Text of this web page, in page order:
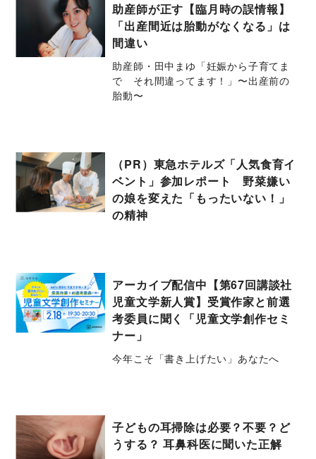
助産師が正す【臨月時の誤情報】
「出産間近は胎動がなくなる」は
間違い
助産師・田中まゆ「妊娠から子育てま
で それ間違ってます！」〜出産前の
胎動〜
（PR）東急ホテルズ「人気食育イ
ベント」参加レポート 野菜嫌い
の娘を変えた「もったいない！」
の精神
アーカイブ配信中【第67回講談社
児童文学新人賞】受賞作家と前選
考委員に聞く「児童文学創作セミ
ナー」
今年こそ「書き上げたい」あなたへ
子どもの耳掃除は必要？不要？ど
うする？ 耳鼻科医に聞いた正解